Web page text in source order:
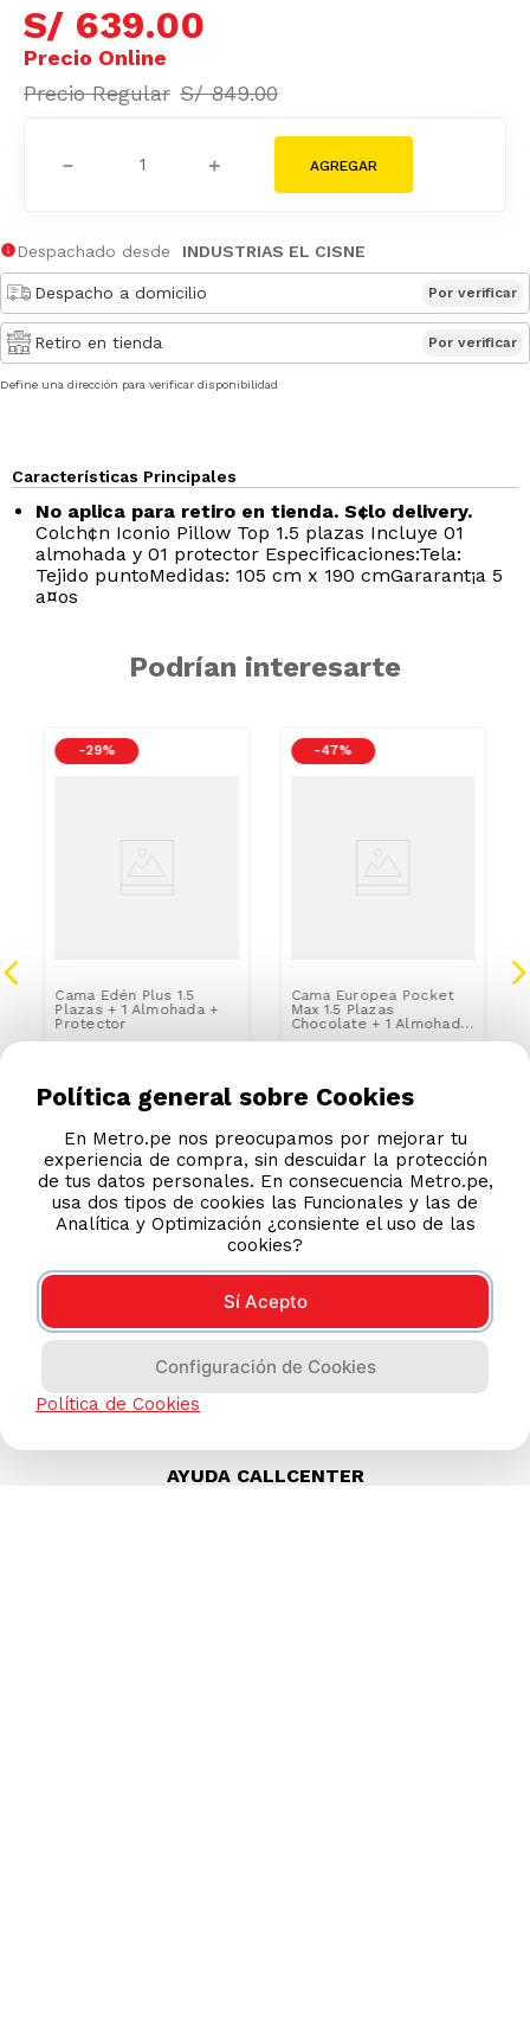
S/ 639.00
S/ 849.00
＋
－
Despachado desde INDUSTRIAS EL CISNE
Despacho a domicilio Por verificar
Retiro en tienda Por verificar
Define una dirección para verificar disponibilidad
Características Principales
No aplica para retiro en tienda. S¢lo delivery.
Colch¢n Iconio Pillow Top 1.5 plazas Incluye 01
almohada y 01 protector Especificaciones:Tela:
Tejido puntoMedidas: 105 cm x 190 cmGararant¡a 5
a¤os
Podrían interesarte
-29 %
Cama Edén Plus 1.5
Plazas + 1 Almohada +
Protector
S/799.00
-47 %
Cama Europea Pocket
Max 1.5 Plazas
Chocolate + 1 Almohada
+ Protector
1499.00
AYUDA CALLCENTER
Política general sobre Cookies
En Metro.pe nos preocupamos por mejorar tu
experiencia de compra, sin descuidar la protección
de tus datos personales. En consecuencia Metro.pe,
usa dos tipos de cookies las Funcionales y las de
Analítica y Optimización ¿consiente el uso de las
cookies?
Sí Acepto
Configuración de Cookies
Política de Cookies